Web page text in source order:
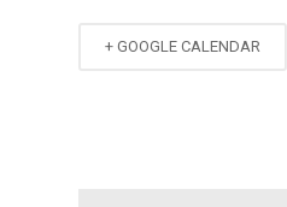
+ GOOGLE CALENDAR